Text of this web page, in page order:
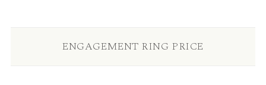
ENGAGEMENT RING PRICE